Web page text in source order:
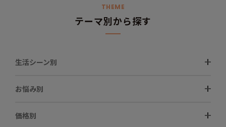
THEME
テーマ別から探す
生活シーン別
お悩み別
価格別